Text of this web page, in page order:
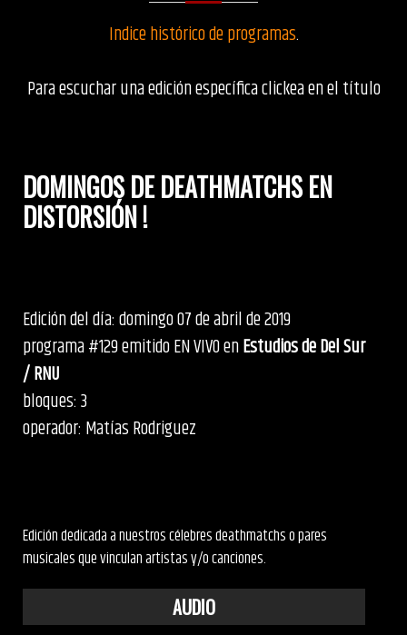
Indice histórico de programas.
Para escuchar una edición específica clickea en el título
DOMINGOS DE DEATHMATCHS EN
DISTORSIÓN !
Edición del día: domingo 07 de abril de 2019
programa #129 emitido EN VIVO enEstudios de Del Sur
/ RNU
bloques: 3
operador: Matías Rodriguez
Edición dedicada a nuestros célebres deathmatchs o pares
musicales que vinculan artistas y/o canciones.
AUDIO